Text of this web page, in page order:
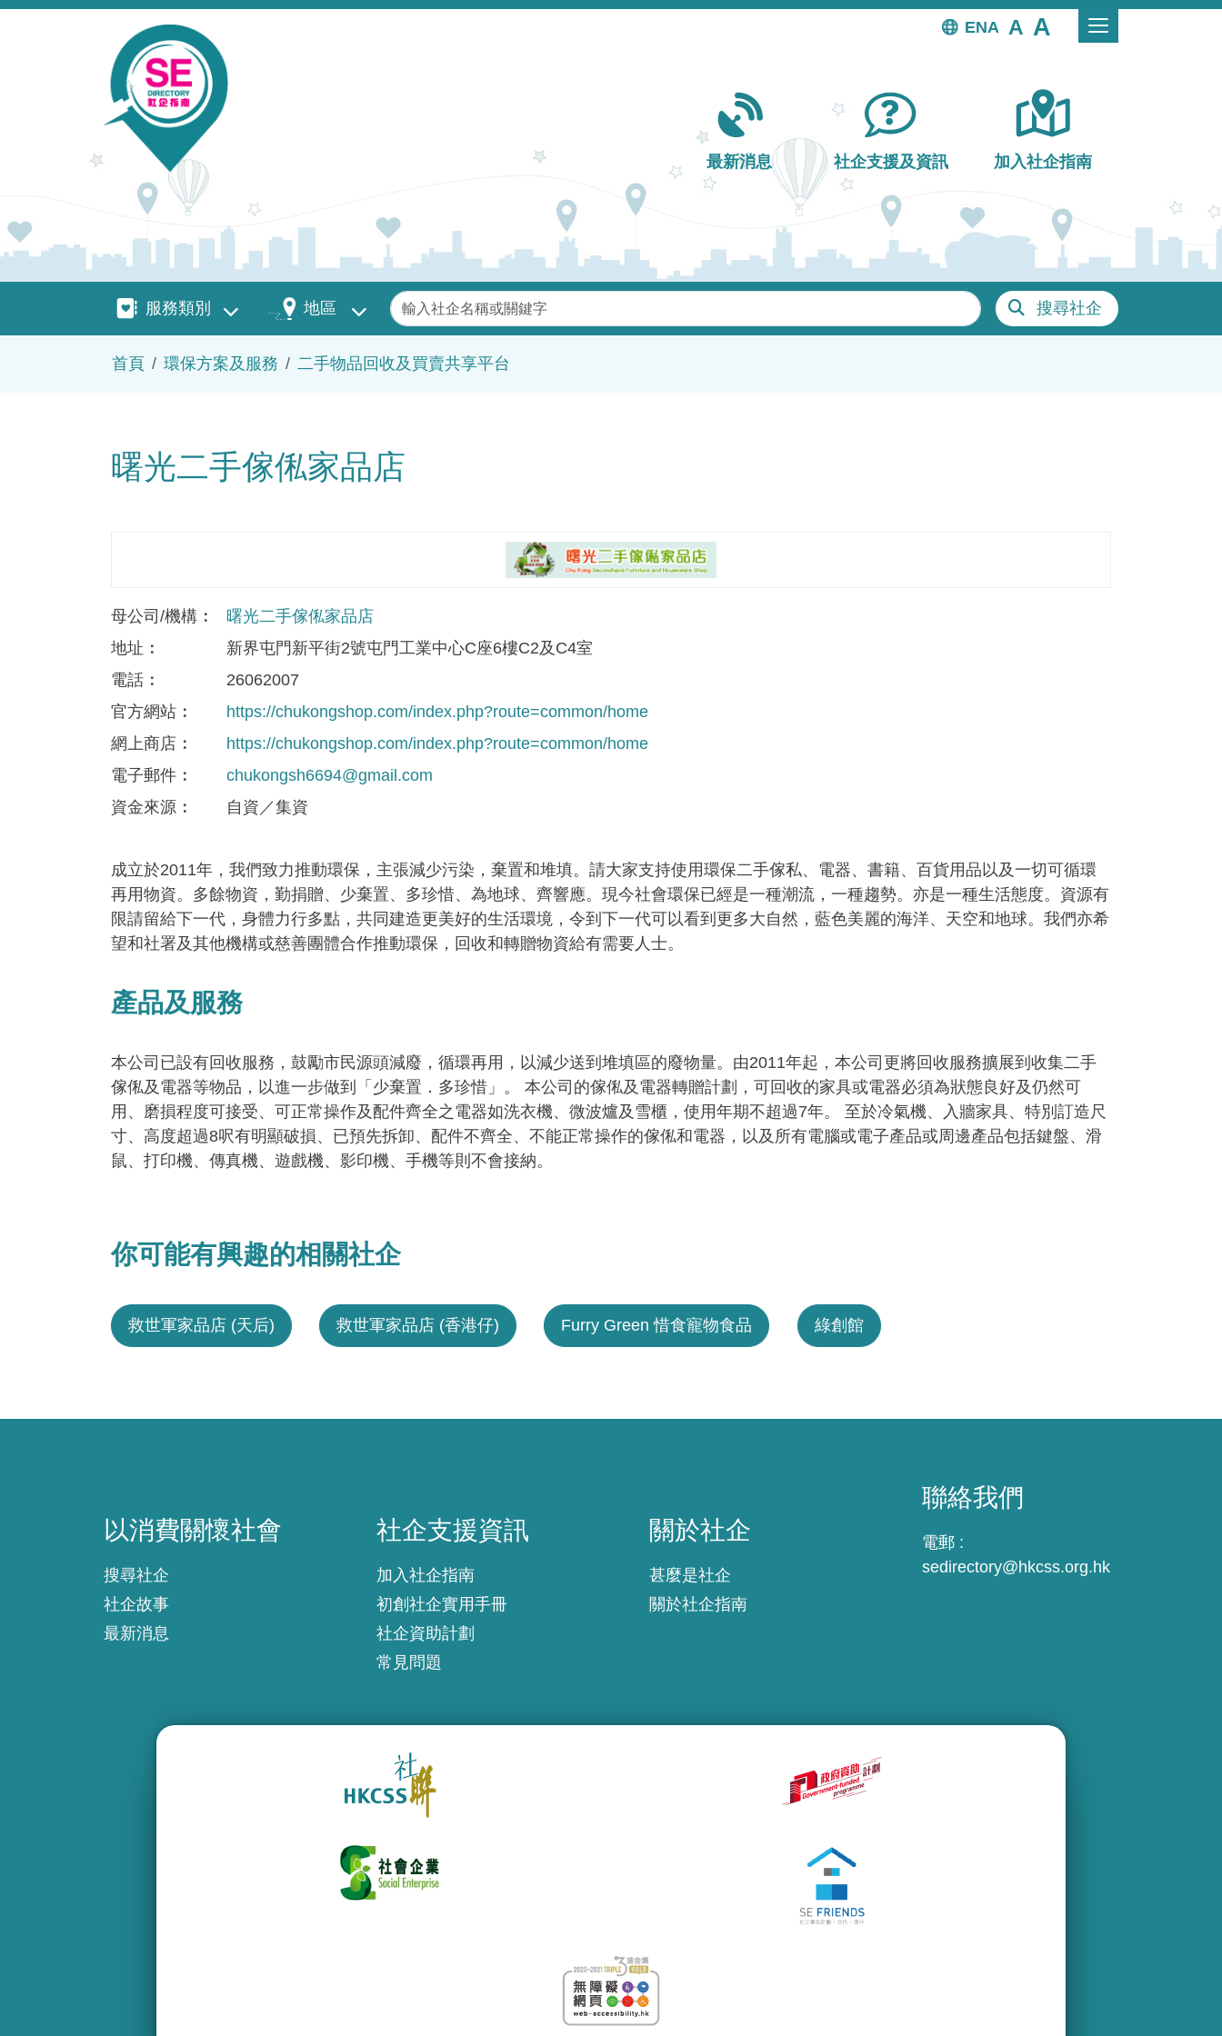
移至主內容
EN
Main navigation
最新消息 社企支援及資訊 加入社企指南
服務類別服務類別 地區 地區 關鍵字 搜尋社企
首頁 環保方案及服務 二手物品回收及買賣共享平台
曙光二手傢俬家品店
母公司/機構
曙光二手傢俬家品店
地址
新界屯門新平街2號屯門工業中心C座6樓C2及C4室
電話
26062007
官方網站
https://chukongshop.com/index.php?route=common/home
網上商店
https://chukongshop.com/index.php?route=common/home
電子郵件
chukongsh6694@gmail.com
資金來​源
自資／集資
成立於2011年，我們致力推動環保，主張減少污染，棄置和堆填。請大家支持使用環保二手傢私、電器、書籍、百貨用品以及一切可循環
再用物資。多餘物資，勤捐贈、少棄置、多珍惜、為地球、齊響應。現今社會環保已經是一種潮流，一種趨勢。亦是一種生活態度。資源有
限請留給下一代，身體力行多點，共同建造更美好的生活環境，令到下一代可以看到更多大自然，藍色美麗的海洋、天空和地球。我們亦希
望和社署及其他機構或慈善團體合作推動環保，回收和轉贈物資給有需要人士。
產品及服務
本公司已設有回收服務，鼓勵市民源頭減廢，循環再用，以減少送到堆填區的廢物量。由2011年起，本公司更將回收服務擴展到收集二手
傢俬及電器等物品，以進一步做到「少棄置．多珍惜」。 本公司的傢俬及電器轉贈計劃，可回收的家具或電器必須為狀態良好及仍然可
用、磨損程度可接受、可正常操作及配件齊全之電器如洗衣機、微波爐及雪櫃，使用年期不超過7年。 至於冷氣機、入牆家具、特別訂造尺
寸、高度超過8呎有明顯破損、已預先拆卸、配件不齊全、不能正常操作的傢俬和電器，以及所有電腦或電子產品或周邊產品包括鍵盤、滑
鼠、打印機、傳真機、遊戲機、影印機、手機等則不會接納。
你可能有興趣的相關社企
救世軍家品店 (天后) 救世軍家品店 (香港仔) Furry Green 惜食寵物食品 綠創館
以消費關懷社會
搜尋社企
社企故事
最新消息
社企支援資訊
加入社企指南
初創社企實用手冊
社企資助計劃
常見問題
關於社企
甚麼是社企
關於社企指南
聯絡我們
電郵 :
sedirectory@hkcss.org.hk